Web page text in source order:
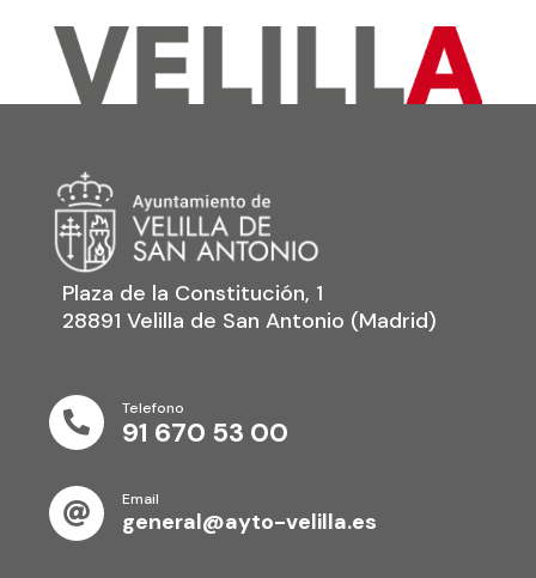
Plaza de la Constitución, 1
28891 Velilla de San Antonio (Madrid)

Telefono
91 670 53 00

Email
general@ayto-velilla.es